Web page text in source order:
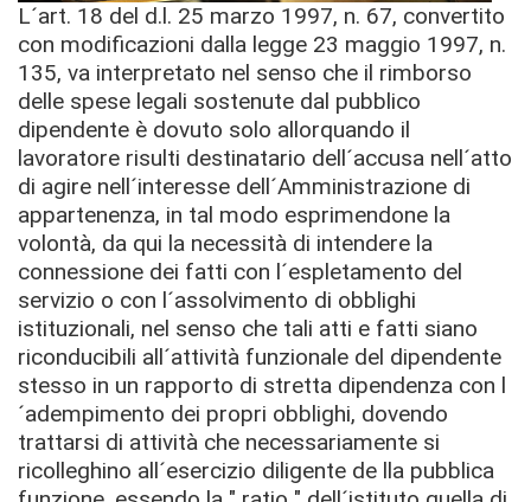
L´art. 18 del d.l. 25 marzo 1997, n. 67, convertito
con modificazioni dalla legge 23 maggio 1997, n.
135, va interpretato nel senso che il rimborso
delle spese legali sostenute dal pubblico
dipendente è dovuto solo allorquando il
lavoratore risulti destinatario dell´accusa nell´atto
di agire nell´interesse dell´Amministrazione di
appartenenza, in tal modo esprimendone la
volontà, da qui la necessità di intendere la
connessione dei fatti con l´espletamento del
servizio o con l´assolvimento di obblighi
istituzionali, nel senso che tali atti e fatti siano
riconducibili all´attività funzionale del dipendente
stesso in un rapporto di stretta dipendenza con l
´adempimento dei propri obblighi, dovendo
trattarsi di attività che necessariamente si
ricolleghino all´esercizio diligente de lla pubblica